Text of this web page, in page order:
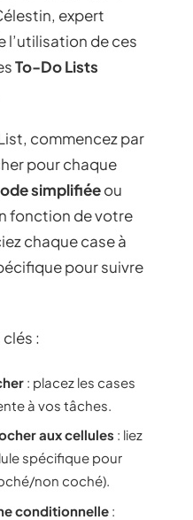
expert
l’utilisation de ces
To-Do Lists
commencez par
pour chaque
simplifiéeou
fonction de votre
chaque case à
pour suivre
:
: placez les cases
à vos tâches.
aux cellules : liez
spécifique pour
non coché).
conditionnelle :